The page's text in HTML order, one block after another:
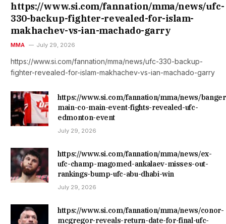
https://www.si.com/fannation/mma/news/ufc-
330-backup-fighter-revealed-for-islam-
makhachev-vs-ian-machado-garry
MMA July 29, 2026
https://www.si.com/fannation/mma/news/ufc-330-backup-
fighter-revealed-for-islam-makhachev-vs-ian-machado-garry
https://www.si.com/fannation/mma/news/
main-co-main-event-fights-revealed-ufc-
edmonton-event
July 29, 2026
https://www.si.com/fannation/mma/news/ex-
ufc-champ-magomed-ankalaev-misses-out-
rankings-bump-ufc-abu-dhabi-win
July 29, 2026
https://www.si.com/fannation/mma/news/conor-
mcgregor-reveals-return-date-for-final-ufc-